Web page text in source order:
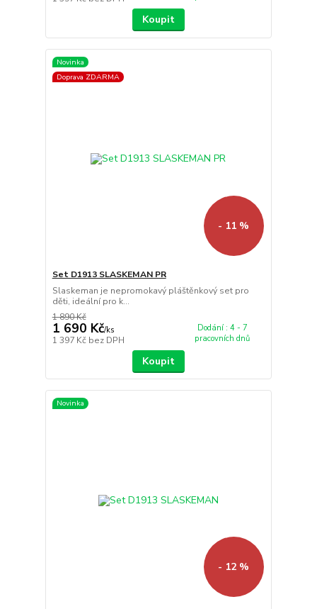
Koupit
Novinka
Doprava ZDARMA
- 11 %
Set D1913 SLASKEMAN PR
Slaskeman je nepromokavý pláštěnkový set pro
děti, ideální pro k...
1 890 Kč
1 690 Kč/ks
1 397 Kč bez DPH
Dodání : 4 - 7
pracovních dnů
Koupit
Novinka
- 12 %